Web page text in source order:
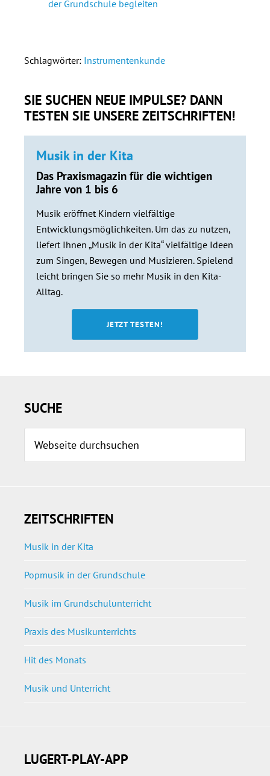
der Grundschule begleiten
Schlagwörter: Instrumentenkunde
SIE SUCHEN NEUE IMPULSE? DANN
TESTEN SIE UNSERE ZEITSCHRIFTEN!
Musik in der Kita
Das Praxismagazin für die wichtigen
Jahre von 1 bis 6
Musik eröffnet Kindern vielfältige
Entwicklungsmöglichkeiten. Um das zu nutzen,
liefert Ihnen „Musik in der Kita“ vielfältige Ideen
zum Singen, Bewegen und Musizieren. Spielend
leicht bringen Sie so mehr Musik in den Kita-
Alltag.
JETZT TESTEN!
SUCHE
durchsuchen
ZEITSCHRIFTEN
Musik in der Kita
Popmusik in der Grundschule
Musik im Grundschulunterricht
Praxis des Musikunterrichts
Hit des Monats
Musik und Unterricht
LUGERT-PLAY-APP